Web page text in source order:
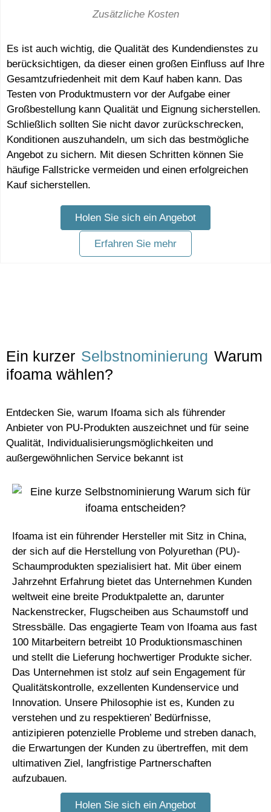
Zusätzliche Kosten
Es ist auch wichtig, die Qualität des Kundendienstes zu
berücksichtigen, da dieser einen großen Einfluss auf Ihre
Gesamtzufriedenheit mit dem Kauf haben kann. Das
Testen von Produktmustern vor der Aufgabe einer
Großbestellung kann Qualität und Eignung sicherstellen.
Schließlich sollten Sie nicht davor zurückschrecken,
Konditionen auszuhandeln, um sich das bestmögliche
Angebot zu sichern. Mit diesen Schritten können Sie
häufige Fallstricke vermeiden und einen erfolgreichen
Kauf sicherstellen.
Holen Sie sich ein Angebot
Erfahren Sie mehr
Ein kurzer Selbstnominierung Warum
ifoama wählen?
Entdecken Sie, warum Ifoama sich als führender
Anbieter von PU-Produkten auszeichnet und für seine
Qualität, Individualisierungsmöglichkeiten und
außergewöhnlichen Service bekannt ist
Ifoama ist ein führender Hersteller mit Sitz in China,
der sich auf die Herstellung von Polyurethan (PU)-
Schaumprodukten spezialisiert hat. Mit über einem
Jahrzehnt Erfahrung bietet das Unternehmen Kunden
weltweit eine breite Produktpalette an, darunter
Nackenstrecker, Flugscheiben aus Schaumstoff und
Stressbälle. Das engagierte Team von Ifoama aus fast
100 Mitarbeitern betreibt 10 Produktionsmaschinen
und stellt die Lieferung hochwertiger Produkte sicher.
Das Unternehmen ist stolz auf sein Engagement für
Qualitätskontrolle, exzellenten Kundenservice und
Innovation. Unsere Philosophie ist es, Kunden zu
verstehen und zu respektieren’ Bedürfnisse,
antizipieren potenzielle Probleme und streben danach,
die Erwartungen der Kunden zu übertreffen, mit dem
ultimativen Ziel, langfristige Partnerschaften
aufzubauen.
Holen Sie sich ein Angebot